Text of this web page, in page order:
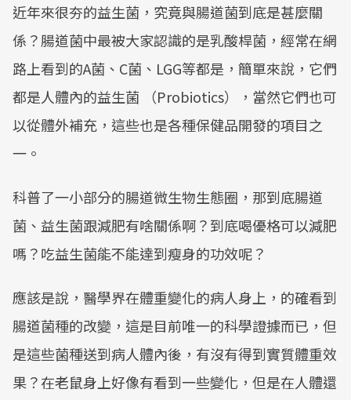
近年來很夯的益生菌，究竟與腸道菌到底是甚麼關
係？腸道菌中最被大家認識的是乳酸桿菌，經常在網
路上看到的A菌、C菌、LGG等都是，簡單來說，它們
都是人體內的益生菌 （Probiotics），當然它們也可
以從體外補充，這些也是各種保健品開發的項目之
一。
科普了一小部分的腸道微生物生態圈，那到底腸道
菌、益生菌跟減肥有啥關係啊？到底喝優格可以減肥
嗎？吃益生菌能不能達到瘦身的功效呢？
應該是說，醫學界在體重變化的病人身上，的確看到
腸道菌種的改變，這是目前唯一的科學證據而已，但
是這些菌種送到病人體內後，有沒有得到實質體重效
果？在老鼠身上好像有看到一些變化，但是在人體還